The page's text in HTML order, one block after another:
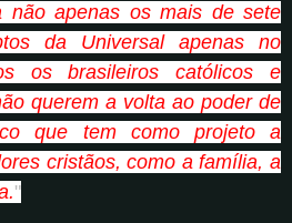
não apenas os mais de sete
da Universal apenas no
os brasileiros católicos e
querem a volta ao poder de
que tem como projeto a
cristãos, como a família, a
"